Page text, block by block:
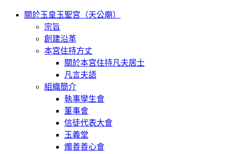
關於玉皇玉聖宮（天公廟）
宗旨
創建沿革
本宮住持方丈
關於本宮住持凡夫居士
凡言夫語
組織簡介
執事孿生會
董事會
信徒代表大會
玉義堂
燭善善心會